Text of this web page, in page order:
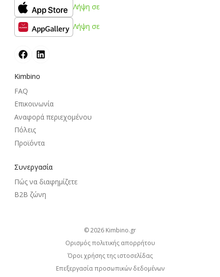
Λήψη σε
Λήψη σε
Kimbino
FAQ
Επικοινωνία
Αναφορά περιεχομένου
Πόλεις
Προϊόντα
Συνεργασία
Πώς να διαφημίζετε
B2B ζώνη
© 2026
kimbino.gr
Ορισμός πολιτικής απορρήτου
Όροι χρήσης της ιστοσελίδας
Επεξεργασία προσωπικών δεδομένων